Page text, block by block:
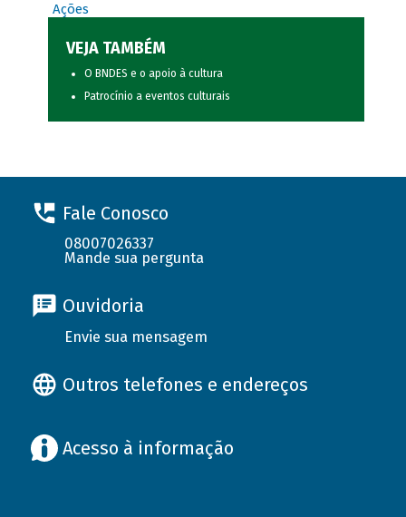
Ações
VEJA TAMBÉM
O BNDES e o apoio à cultura
Patrocínio a eventos culturais
Fale Conosco
08007026337
Mande sua pergunta
Ouvidoria
Envie sua mensagem
Outros telefones e endereços
Acesso à informação